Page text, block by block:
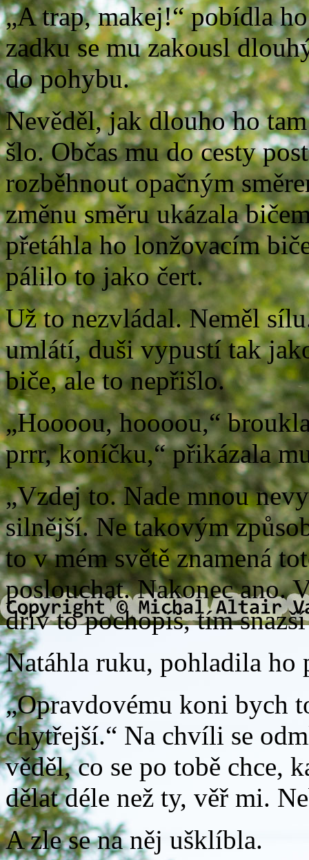
„A trap, makej!“ pobídla
zadku se mu zakousl
do pohybu.
Nevěděl, jak dlouho ho
šlo. Občas mu do cesty
rozběhnout opačným
změnu směru ukázala
přetáhla ho lonžovacím
pálilo to jako čert.
Už to nezvládal. Neměl
umlátí, duši vypustí tak
biče, ale to nepřišlo.
„Hoooou, hoooou,“
prrr, koníčku,“ přikázala
„Vzdej to. Nade mnou
silnější. Ne takovým
to v mém světě znamená
poslouchat. Nakonec ano.
dřív to pochopíš, tím
Natáhla ruku, pohladila
„Opravdovému koni bych
chytřejší.“ Na chvíli se
věděl, co se po tobě chce,
dělat déle než ty, věř mi.
A zle se na něj ušklíbla.